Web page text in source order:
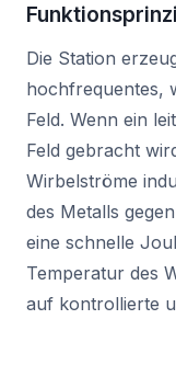
Die Station
hochfrequentes,
Feld. Wenn ein
Feld gebracht
Wirbelströme
des Metalls
eine schnelle
Temperatur des
auf kontrollierte